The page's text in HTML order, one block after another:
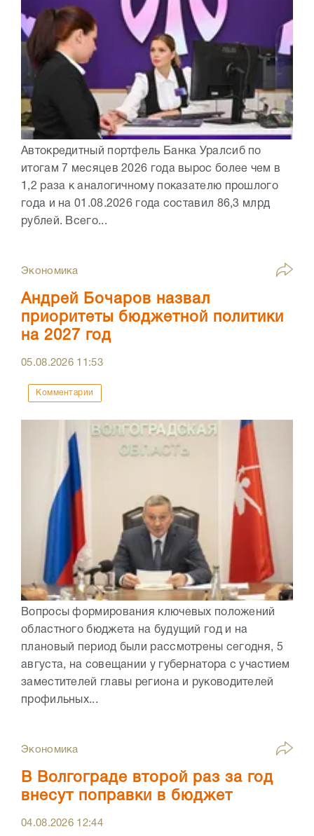
Автокредитный портфель Банка Уралсиб по
итогам 7 месяцев 2026 года вырос более чем в
1,2 раза к аналогичному показателю прошлого
года и на 01.08.2026 года составил 86,3 млрд
рублей. Всего...
Экономика
Андрей Бочаров назвал
приоритеты бюджетной политики
на 2027 год
05.08.2026 11:53
Комментарии
Вопросы формирования ключевых положений
областного бюджета на будущий год и на
плановый период были рассмотрены сегодня, 5
августа, на совещании у губернатора с участием
заместителей главы региона и руководителей
профильных...
Экономика
В Волгограде второй раз за год
внесут поправки в бюджет
04.08.2026 12:44